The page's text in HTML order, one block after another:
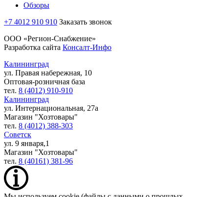
Обзоры
+7 4012 910 910 Заказать звонок
ООО «Регион-Снабжение»
Разработка сайта Консалт-Инфо
Калининград
ул. Правая набережная, 10
Оптовая-розничная база
тел. 8 (4012) 910-910
Калининград
ул. Интернациональная, 27а
Магазин "Хозтовары"
тел. 8 (4012) 388-303
Советск
ул. 9 января,1
Магазин "Хозтовары"
тел. 8 (40161) 381-96